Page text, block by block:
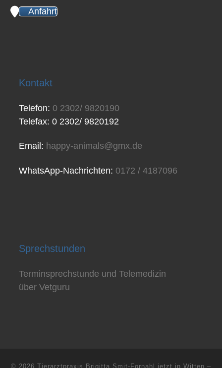
Anfahrt
Kontakt
Telefon: 0 2302/ 9820190
Telefax: 0 2302/ 9820192
Email: happy-animals@gmx.de
WhatsApp-Nachrichten: 0172 / 4187096
Sprechstunden
Terminsprechstunde und Telemedizin
über Vetguru
© 2026 Tierarztpraxis Brigitta Smit-Fornahl jetzt in Witten –